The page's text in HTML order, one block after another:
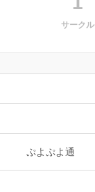
サークル
ぷよぷよ通